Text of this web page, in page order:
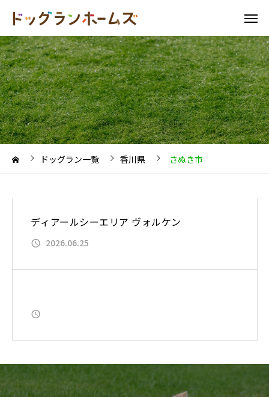
ドッグラン一覧 香川県 さぬき市
ディアールシーエリア ヴォルケン
2026.06.25